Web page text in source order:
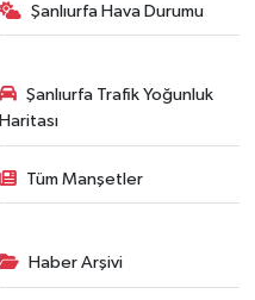
Şanlıurfa Hava Durumu
Şanlıurfa Trafik Yoğunluk
Haritası
Tüm Manşetler
Haber Arşivi